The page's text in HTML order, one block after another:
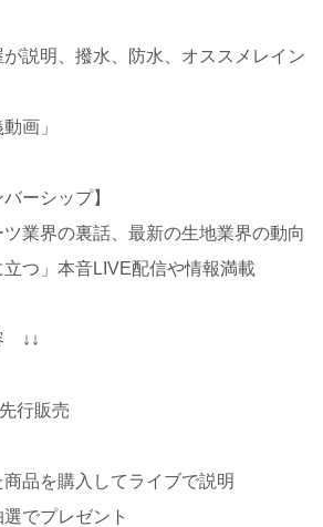
説明、撥水、防水、オススメレイン
画」
ーシップ】
業界の裏話、最新の生地業界の動向
つ」本音LIVE配信や情報満載
↓↓
行販売
商品を購入してライブで説明
でプレゼント